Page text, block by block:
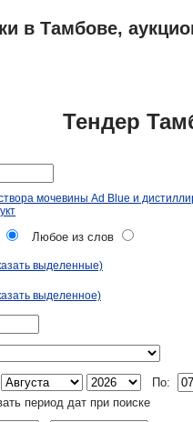
в Тамбове,
Тендер
мочевины Ad Blue и
Любое из слов
выделенные)
выделенное)
По:
период дат при поиске